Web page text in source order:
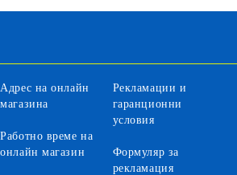
Адрес на онлайн
магазина
Работно време на
онлайн магазин
Рекламации и
гаранционни
условия
Формуляр за
рекламация